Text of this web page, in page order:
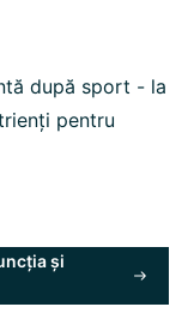
după sport - la
pentru
și